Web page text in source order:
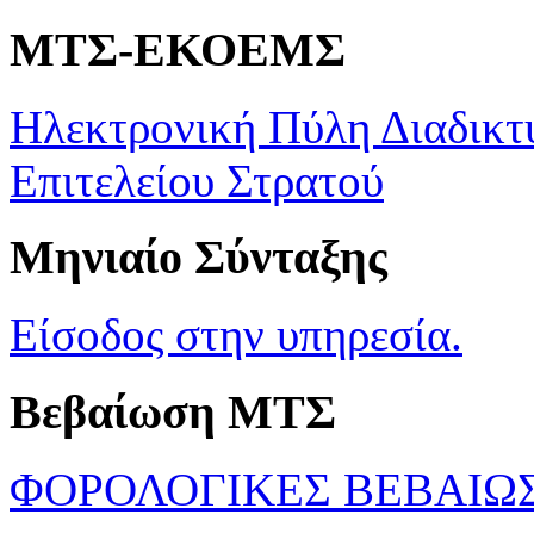
ΜΤΣ-ΕΚΟΕΜΣ
Ηλεκτρονική Πύλη
Επιτελείου Στρατού
Μηνιαίο Σύνταξης
Είσοδος στην υπηρεσία.
Βεβαίωση ΜΤΣ
ΦΟΡΟΛΟΓΙΚΕΣ